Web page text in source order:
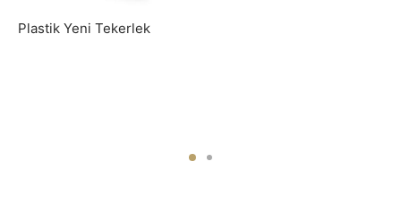
Plastik Yeni Tekerlek